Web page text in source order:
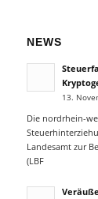
NEWS
13.
Die nordrhein-
Landesamt zur
(LBF